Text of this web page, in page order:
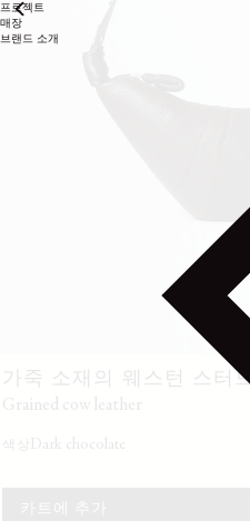
프로젝트
매장
브랜드 소개
가죽 소재의 웨스턴 스터
grained cow leather
dark chocolate